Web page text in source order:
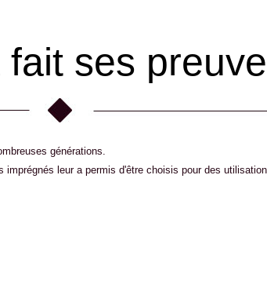
ses
générations.
leur a permis d'être choisis pour des